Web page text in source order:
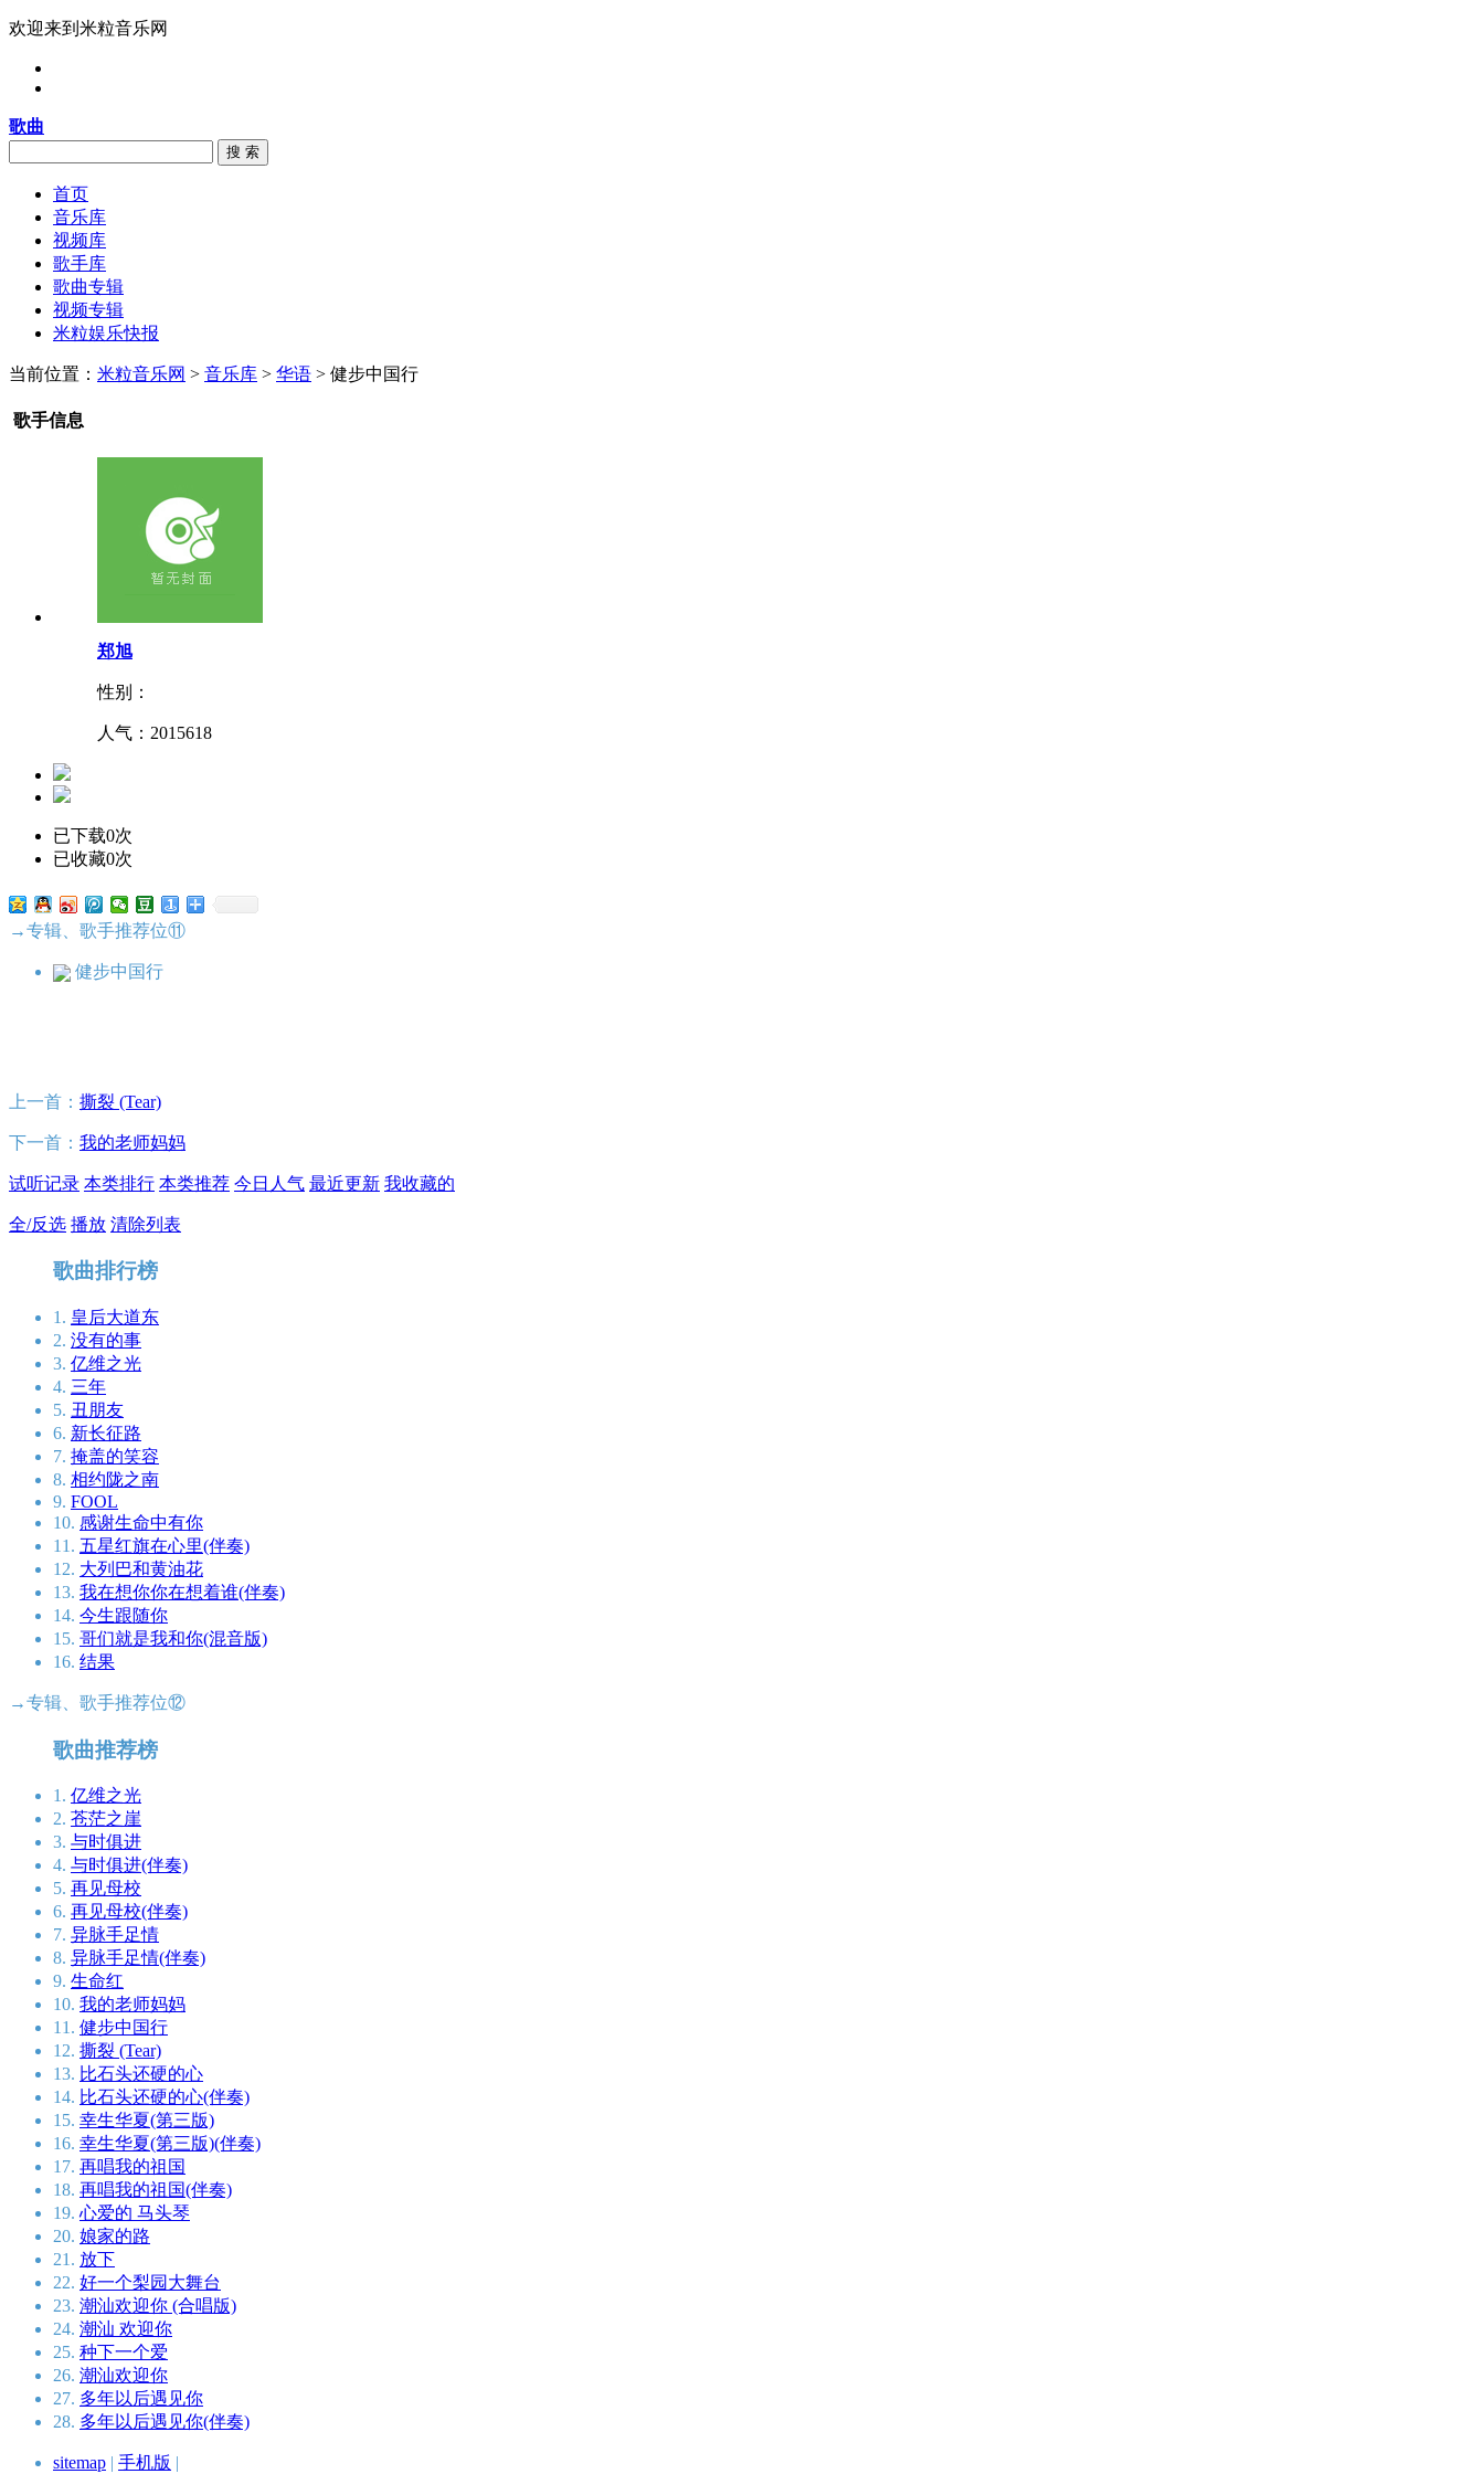
欢迎来到米粒音乐网
歌曲
搜 索
首页
音乐库
视频库
歌手库
歌曲专辑
视频专辑
米粒娱乐快报
当前位置： 米粒音乐网 > 音乐库 > 华语 > 健步中国行
歌手信息
郑旭
性别：
人气： 2015618
已下载0次
已收藏0次
→专辑、歌手推荐位⑪
健步中国行
上一首： 撕裂 (Tear)
下一首： 我的老师妈妈
试听记录 本类排行 本类推荐 今日人气 最近更新 我收藏的
全/反选 播放 清除列表
歌曲排行榜
1. 皇后大道东
2. 没有的事
3. 亿维之光
4. 三年
5. 丑朋友
6. 新长征路
7. 掩盖的笑容
8. 相约陇之南
9. FOOL
10. 感谢生命中有你
11. 五星红旗在心里(伴奏)
12. 大列巴和黄油花
13. 我在想你你在想着谁(伴奏)
14. 今生跟随你
15. 哥们就是我和你(混音版)
16. 结果
→专辑、歌手推荐位⑫
歌曲推荐榜
1. 亿维之光
2. 苍茫之崖
3. 与时俱进
4. 与时俱进(伴奏)
5. 再见母校
6. 再见母校(伴奏)
7. 异脉手足情
8. 异脉手足情(伴奏)
9. 生命红
10. 我的老师妈妈
11. 健步中国行
12. 撕裂 (Tear)
13. 比石头还硬的心
14. 比石头还硬的心(伴奏)
15. 幸生华夏(第三版)
16. 幸生华夏(第三版)(伴奏)
17. 再唱我的祖国
18. 再唱我的祖国(伴奏)
19. 心爱的 马头琴
20. 娘家的路
21. 放下
22. 好一个梨园大舞台
23. 潮汕欢迎你 (合唱版)
24. 潮汕 欢迎你
25. 种下一个爱
26. 潮汕欢迎你
27. 多年以后遇见你
28. 多年以后遇见你(伴奏)
sitemap | 手机版 |